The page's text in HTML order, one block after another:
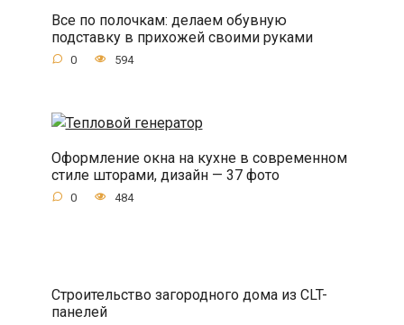
Все по полочкам: делаем обувную
подставку в прихожей своими руками
0 594
Оформление окна на кухне в современном
стиле шторами, дизайн — 37 фото
0 484
Строительство загородного дома из CLT-
панелей